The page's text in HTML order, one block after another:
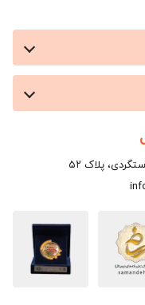
پلاک ۵۲